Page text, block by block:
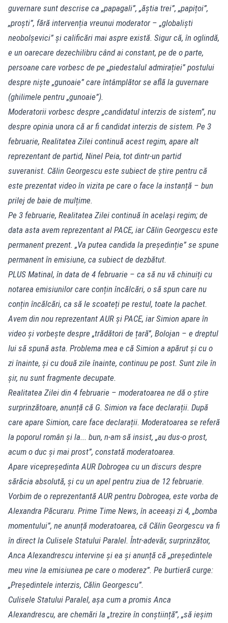
guvernare sunt descrise ca „papagali”, „ăștia trei”, „papițoi”,
„proști”, fără intervenția vreunui moderator – „globaliști
neobolșevici” și calificări mai aspre există. Sigur că, în oglindă,
e un oarecare dezechilibru când ai constant, pe de o parte,
persoane care vorbesc de pe „piedestalul admirației” postului
despre niște „gunoaie” care întâmplător se află la guvernare
(ghilimele pentru „gunoaie”).
Moderatorii vorbesc despre „candidatul interzis de sistem”, nu
despre opinia unora că ar fi candidat interzis de sistem. Pe 3
februarie, Realitatea Zilei continuă acest regim, apare alt
reprezentant de partid, Ninel Peia, tot dintr-un partid
suveranist. Călin Georgescu este subiect de știre pentru că
este prezentat video în vizita pe care o face la instanță – bun
prilej de baie de mulțime.
Pe 3 februarie, Realitatea Zilei continuă în același regim; de
data asta avem reprezentant al PACE, iar Călin Georgescu este
permanent prezent. „Va putea candida la președinție” se spune
permanent în emisiune, ca subiect de dezbătut.
PLUS Matinal, în data de 4 februarie – ca să nu vă chinuiți cu
notarea emisiunilor care conțin încălcări, o să spun care nu
conțin încălcări, ca să le scoateți pe restul, toate la pachet.
Avem din nou reprezentant AUR și PACE, iar Simion apare în
video și vorbește despre „trădători de țară”, Bolojan – e dreptul
lui să spună asta. Problema mea e că Simion a apărut și cu o
zi înainte, și cu două zile înainte, continuu pe post. Sunt zile în
șir, nu sunt fragmente decupate.
Realitatea Zilei din 4 februarie – moderatoarea ne dă o știre
surprinzătoare, anunță că G. Simion va face declarații. După
care apare Simion, care face declarații. Moderatoarea se referă
la poporul român și la... bun, n-am să insist, „au dus-o prost,
acum o duc și mai prost”, constată moderatoarea.
Apare vicepreședinta AUR Dobrogea cu un discurs despre
sărăcia absolută, și cu un apel pentru ziua de 12 februarie.
Vorbim de o reprezentantă AUR pentru Dobrogea, este vorba de
Alexandra Păcuraru. Prime Time News, în aceeași zi 4, „bomba
momentului”, ne anunță moderatoarea, că Călin Georgescu va fi
în direct la Culisele Statului Paralel. Într-adevăr, surprinzător,
Anca Alexandrescu intervine și ea și anunță că „președintele
meu vine la emisiunea pe care o moderez”. Pe burtieră curge:
„Președintele interzis, Călin Georgescu”.
Culisele Statului Paralel, așa cum a promis Anca
Alexandrescu, are chemări la „trezire în conștiință”, „să ieșim